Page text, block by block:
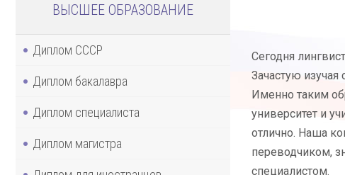
ВЫСШЕЕ ОБРАЗОВАНИЕ
Диплом СССР
Диплом бакалавра
Диплом специалиста
Диплом магистра
Сегодня
Зачастую изучая
Именно таким
университет и
отлично. Наша
переводчиком,
специалистом.